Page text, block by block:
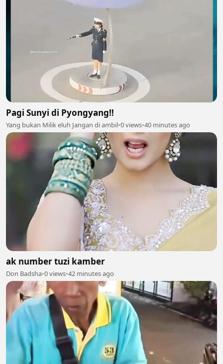
Pagi Sunyi di Pyongyang‼️
Yang bukan Milik eluh Jangan di ambil•0 views•40 minutes ago
ak number tuzi kamber
Don Badsha•0 views•42 minutes ago